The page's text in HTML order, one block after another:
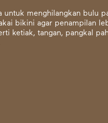
untuk menghilangkan bulu
bikini agar penampilan
ketiak, tangan, pangkal